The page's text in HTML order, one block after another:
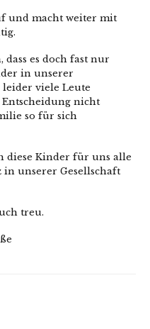
und macht weiter mit
es doch fast nur
in unserer
leider viele Leute
Entscheidung nicht
so für sich
diese Kinder für uns alle
in unserer Gesellschaft
treu.